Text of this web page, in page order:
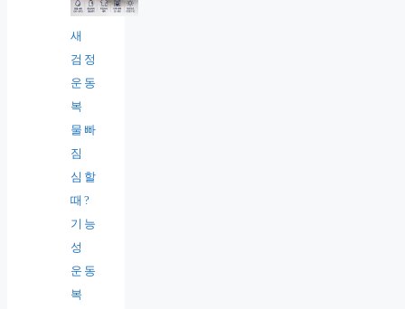
새
검정
운동
복
물빠
짐
심할
때?
기능
성
운동
복